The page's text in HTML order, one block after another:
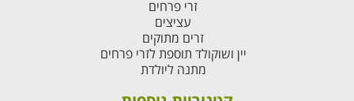
זרי פרחים
עציצים
זרים מתוקים
יין ושוקולד תוספת לזרי פרחים
מתנה ליולדת